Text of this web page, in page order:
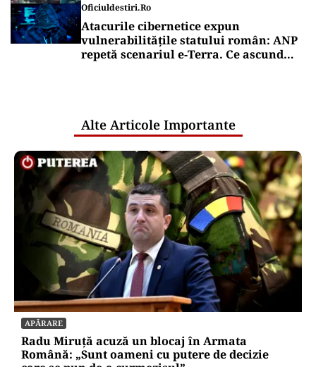
Oficiuldestiri.ro
Atacurile cibernetice expun
vulnerabilitățile statului român: ANP
repetă scenariul e‑Terra. Ce ascund
Alte Articole Importante
APĂRARE
Radu Miruță acuză un blocaj în Armata
Română: „Sunt oameni cu putere de decizie